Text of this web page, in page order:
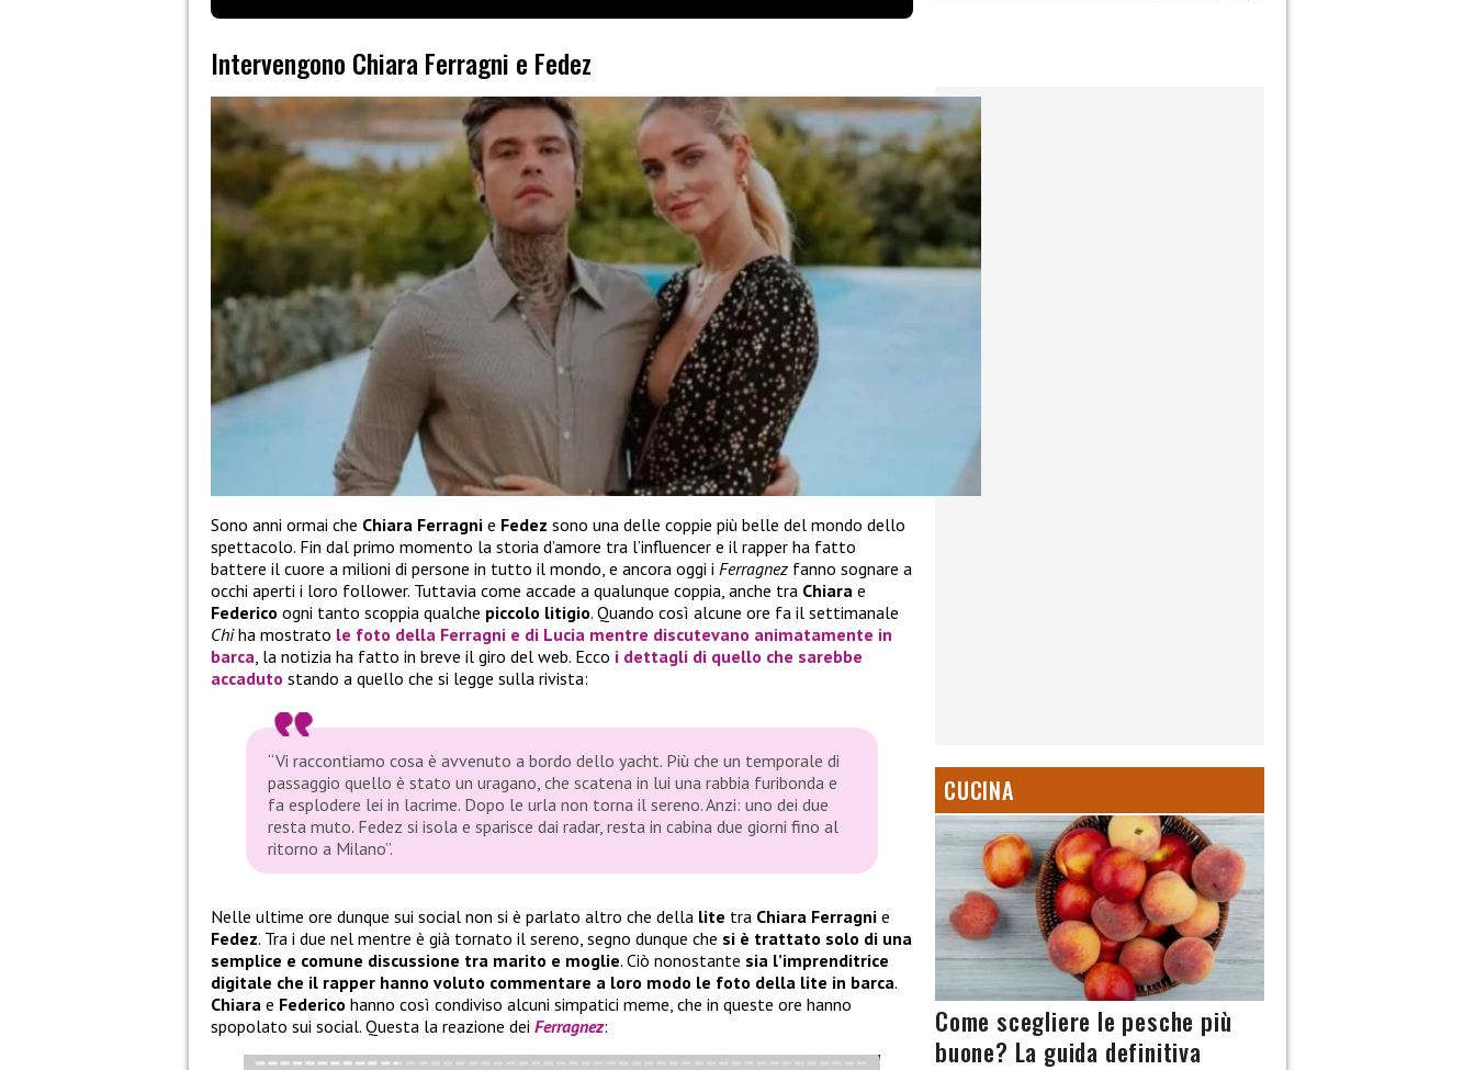
Intervengono Chiara Ferragni e Fedez
Sono anni ormai che Chiara Ferragni e Fedez sono una delle coppie più belle del mondo dello
spettacolo. Fin dal primo momento la storia d’amore tra l’influencer e il rapper ha fatto
battere il cuore a milioni di persone in tutto il mondo, e ancora oggi i Ferragnez fanno sognare a
occhi aperti i loro follower. Tuttavia come accade a qualunque coppia, anche tra Chiara e
Federico ogni tanto scoppia qualche piccolo litigio. Quando così alcune ore fa il settimanale
Chiha mostrato le foto della Ferragni e di Lucia mentre discutevano animatamente in
barca, la notizia ha fatto in breve il giro del web. Ecco i dettagli di quello che sarebbe
accaduto stando a quello che si legge sulla rivista:
“Vi raccontiamo cosa è avvenuto a bordo dello yacht. Più che un temporale di
passaggio quello è stato un uragano, che scatena in lui una rabbia furibonda e
fa esplodere lei in lacrime. Dopo le urla non torna il sereno. Anzi: uno dei due
resta muto. Fedez si isola e sparisce dai radar, resta in cabina due giorni fino al
ritorno a Milano”.
Nelle ultime ore dunque sui social non si è parlato altro che della lite tra Chiara Ferragni e
Fedez. Tra i due nel mentre è già tornato il sereno, segno dunque che si è trattato solo di una
semplice e comune discussione tra marito e moglie. Ciò nonostante sia l’imprenditrice
digitale che il rapper hanno voluto commentare a loro modo le foto della lite in barca.
Chiara e Federico hanno così condiviso alcuni simpatici meme, che in queste ore hanno
spopolato sui social. Questa la reazione dei Ferragnez:
CUCINA
Come scegliere le pesche più
buone? La guida definitiva